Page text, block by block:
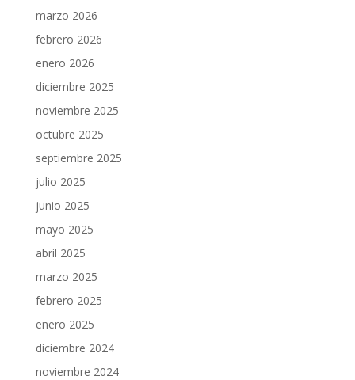
marzo 2026
febrero 2026
enero 2026
diciembre 2025
noviembre 2025
octubre 2025
septiembre 2025
julio 2025
junio 2025
mayo 2025
abril 2025
marzo 2025
febrero 2025
enero 2025
diciembre 2024
noviembre 2024